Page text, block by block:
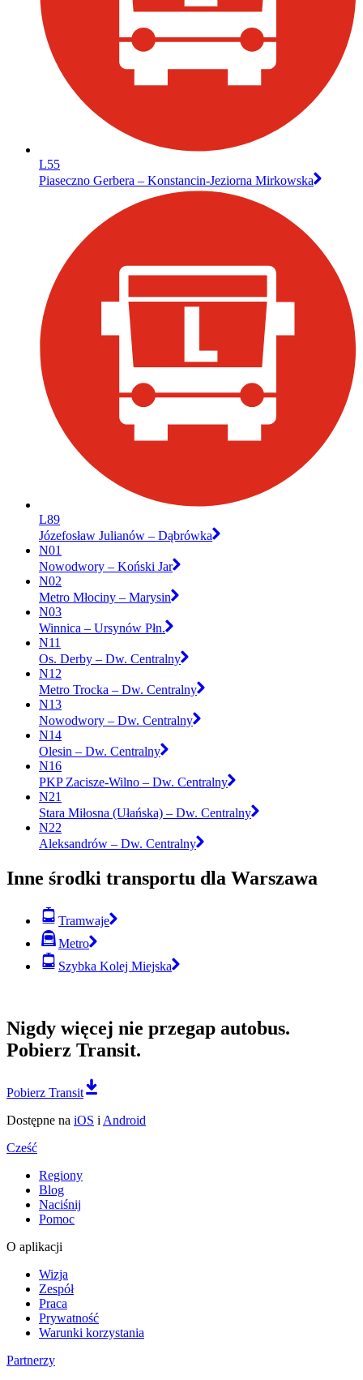
L55
Piaseczno Gerbera – Konstancin-Jeziorna Mirkowska
L89
Józefosław Julianów – Dąbrówka
N01
Nowodwory – Koński Jar
N02
Metro Młociny – Marysin
N03
Winnica – Ursynów Płn.
N11
Os. Derby – Dw. Centralny
N12
Metro Trocka – Dw. Centralny
N13
Nowodwory – Dw. Centralny
N14
Olesin – Dw. Centralny
N16
PKP Zacisze-Wilno – Dw. Centralny
N21
Stara Miłosna (Ułańska) – Dw. Centralny
N22
Aleksandrów – Dw. Centralny
Inne środki transportu dla Warszawa
Tramwaje
Metro
Szybka Kolej Miejska
Nigdy więcej nie przegap autobus.
Pobierz Transit.
Pobierz Transit
Dostępne na iOS i Android
Cześć
Regiony
Blog
Naciśnij
Pomoc
O aplikacji
Wizja
Zespół
Praca
Prywatność
Warunki korzystania
Partnerzy